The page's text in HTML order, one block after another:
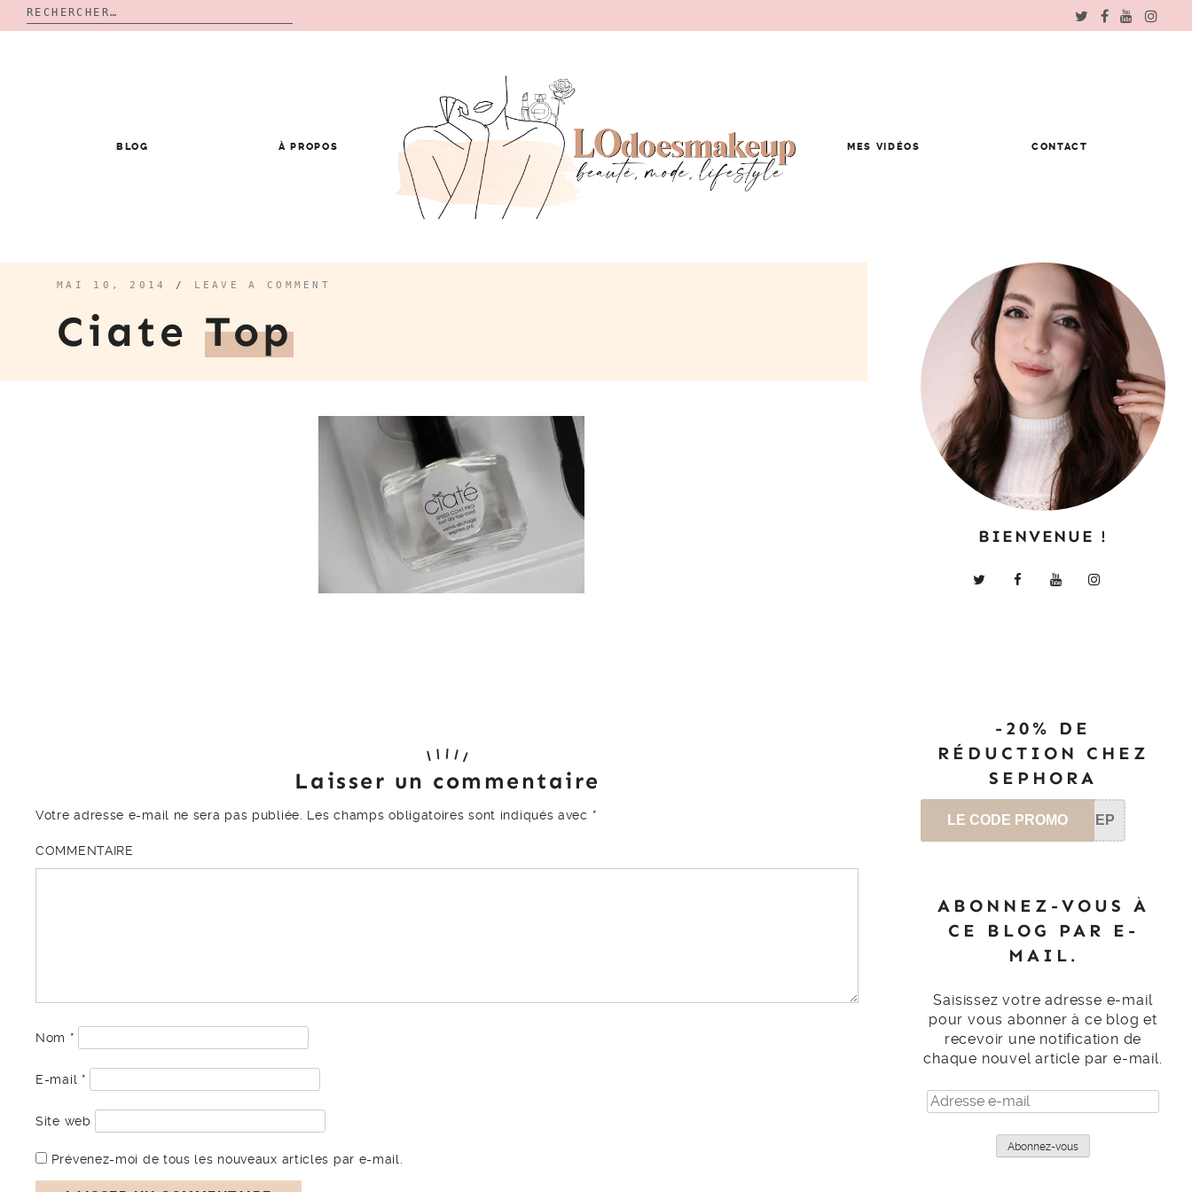
Rechercher :
BLOG À PROPOS MES VIDÉOS CONTACT
MAI 10, 2014 / LEAVE A COMMENT
Ciate Top
Laisser un commentaire
Votre adresse e-mail ne sera pas publiée. Les champs obligatoires sont indiqués avec *
COMMENTAIRE
Nom *
E-mail *
Site web
Prévenez-moi de tous les nouveaux articles par e-mail.
BIENVENUE !
-20% DE
RÉDUCTION CHEZ
SEPHORA
LE CODE PROMO SEP
ABONNEZ-VOUS À
CE BLOG PAR E-
MAIL.
Saisissez votre adresse e-mail
pour vous abonner à ce blog et
recevoir une notification de
chaque nouvel article par e-mail.
Adresse
e-
Abonnez-vous